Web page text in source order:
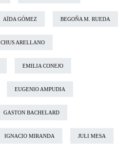
AÏDA GÓMEZ BEGOÑA M. RUEDA
CHUS ARELLANO
EMILIA CONEJO
EUGENIO AMPUDIA
GASTON BACHELARD
IGNACIO MIRANDA JULI MESA